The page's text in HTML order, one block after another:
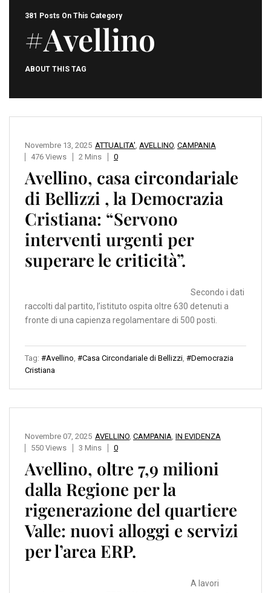
381 Posts On This Category
#Avellino
ABOUT THIS TAG
ATTUALITA', AVELLINO, CAMPANIA
Novembre 13, 2025
476 Views
2 Mins 0
Avellino, casa circondariale
di Bellizzi , la Democrazia
Cristiana: “Servono
interventi urgenti per
superare le criticità”.
Secondo i dati
raccolti dal partito, l’istituto ospita oltre 630 detenuti a
fronte di una capienza regolamentare di 500 posti.
Tag: #Avellino, #Casa Circondariale di Bellizzi, #Democrazia
Cristiana
AVELLINO, CAMPANIA, IN EVIDENZA
Novembre 07, 2025
550 Views
3 Mins 0
Avellino, oltre 7,9 milioni
dalla Regione per la
rigenerazione del quartiere
Valle: nuovi alloggi e servizi
per l’area ERP.
A lavori